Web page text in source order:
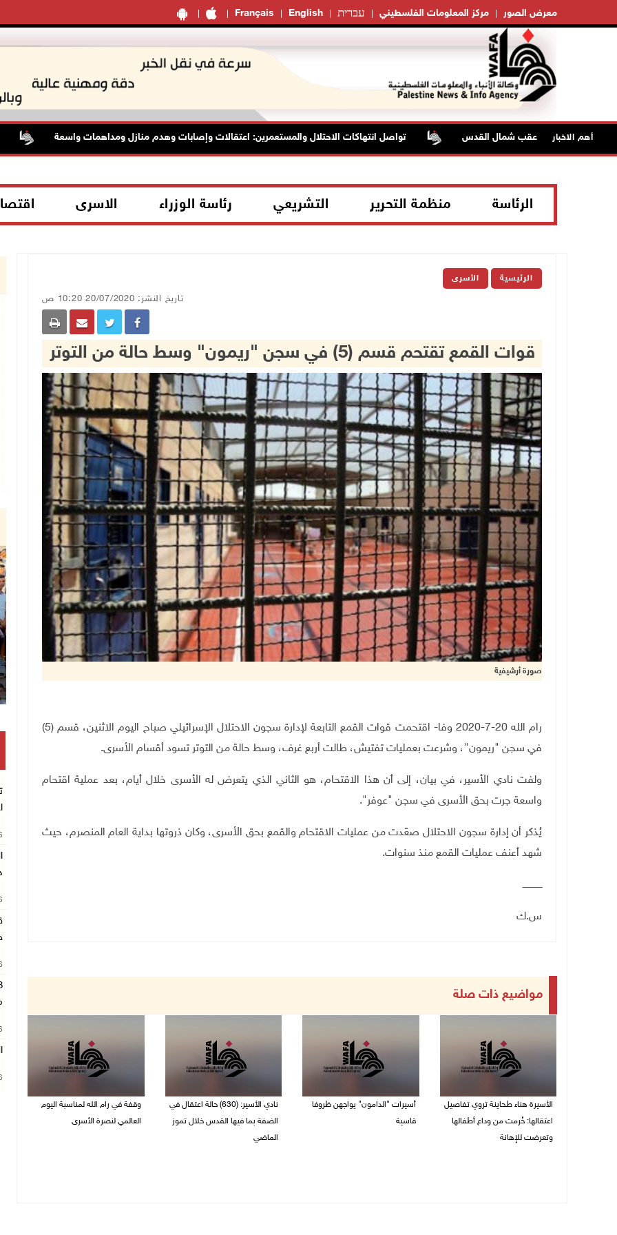
Français English עברית مركز المعلومات الفلسطيني معرض الصور
أهم الاخبار تواصل انتهاكات الاحتلال والمستعمرين: اعتقالات وإصابات وهدم منازل ومداهمات واسعة
الرئاسة منظمة التحرير التشريعي رئاسة الوزراء الاسرى
الرئيسية الأسرى
تاريخ النشر: 20/07/2020 10:20 ص
قوات القمع تقتحم قسم (5) في سجن "ريمون" وسط حالة من التوتر
صورة أرشيفية
رام الله 20-7-2020 وفا- اقتحمت قوات القمع التابعة لإدارة سجون الاحتلال الإسرائيلي صباح اليوم الاثنين، قسم (5)
في سجن "ريمون"، وشرعت بعمليات تفتيش، طالت أربع غرف، وسط حالة من التوتر تسود أقسام الأسرى.
ولفت نادي الأسير، في بيان، إلى أن هذا الاقتحام، هو الثاني الذي يتعرض له الأسرى خلال أيام، بعد عملية اقتحام
واسعة جرت بحق الأسرى في سجن "عوفر".
يُذكر أن إدارة سجون الاحتلال صعّدت من عمليات الاقتحام والقمع بحق الأسرى، وكان ذروتها بداية العام المنصرم، حيث
شهد أعنف عمليات القمع منذ سنوات.
ــــــــــــــ
س.ك
مواضيع ذات صلة
الأسيرة هناء طحاينة تروي تفاصيل
اعتقالها: حُرمت من وداع أطفالها
وتعرضت للإهانة
أسيرات "الدامون" يواجهن ظروفا
قاسية
نادي الأسير: (630) حالة اعتقال في
الضفة بما فيها القدس خلال تموز
الماضي
وقفة في رام الله لمناسبة اليوم
العالمي لنصرة الأسرى